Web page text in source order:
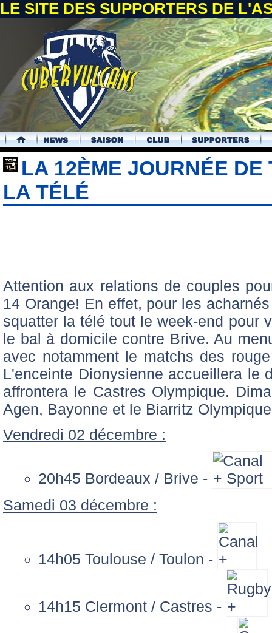
LE SITE DES SUPPORTERS DE
.
LA 12ÈME JOURNÉE DE
LA TÉLÉ
Attention aux relations de couples
14 Orange! En effet, pour les
squatter la télé tout le week-end pour
le bal à domicile contre Brive. Au
avec notamment le matchs des
L'enceinte Dionysienne accueillera le
affrontera le Castres Olympique.
Agen, Bayonne et le Biarritz
Vendredi 02 décembre :
20h45 Bordeaux / Brive -
Samedi 03 décembre :
14h05 Toulouse / Toulon -
14h15 Clermont / Castres -